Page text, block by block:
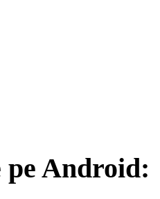
pe Android: